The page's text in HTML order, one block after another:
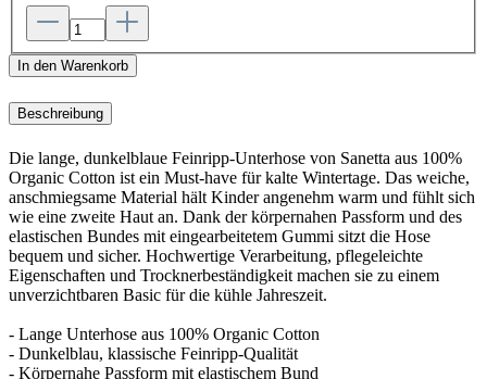
In den Warenkorb
Beschreibung
Die lange, dunkelblaue Feinripp-Unterhose von Sanetta aus 100%
Organic Cotton ist ein Must-have für kalte Wintertage. Das weiche,
anschmiegsame Material hält Kinder angenehm warm und fühlt sich
wie eine zweite Haut an. Dank der körpernahen Passform und des
elastischen Bundes mit eingearbeitetem Gummi sitzt die Hose
bequem und sicher. Hochwertige Verarbeitung, pflegeleichte
Eigenschaften und Trocknerbeständigkeit machen sie zu einem
unverzichtbaren Basic für die kühle Jahreszeit.
- Lange Unterhose aus 100% Organic Cotton
- Dunkelblau, klassische Feinripp-Qualität
- Körpernahe Passform mit elastischem Bund